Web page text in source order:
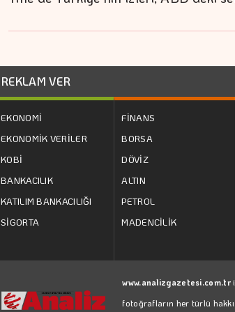
REKLAM VER
EKONOMİ
EKONOMİK VERİLER
KOBİ
BANKACILIK
KATILIM BANKACILIĞI
SİGORTA
FİNANS
BORSA
DÖVİZ
ALTIN
PETROL
MADENCİLİK
www.analizgazetesi.com.tr
fotoğrafların her türlü